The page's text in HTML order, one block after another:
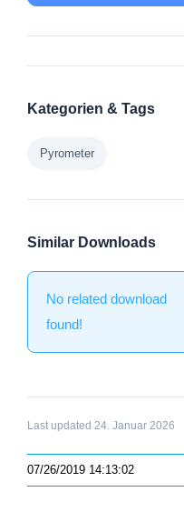
Kategorien & Tags
Pyrometer
Similar Downloads
No related download
found!
Last updated 24. Januar 2026
07/26/2019 14:13:02